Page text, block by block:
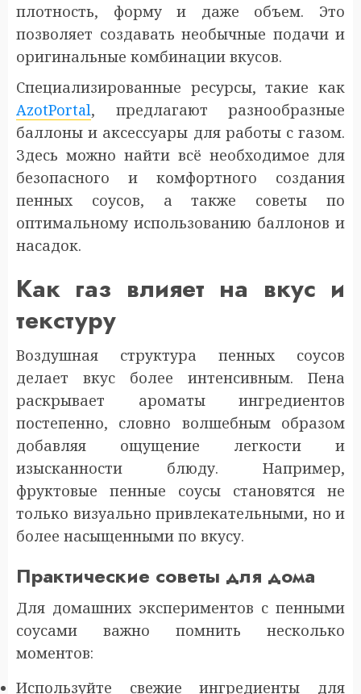
плотность, форму и даже объем. Это
позволяет создавать необычные подачи и
оригинальные комбинации вкусов.
Специализированные ресурсы, такие как
AzotPortal, предлагают разнообразные
баллоны и аксессуары для работы с газом.
Здесь можно найти всё необходимое для
безопасного и комфортного создания
пенных соусов, а также советы по
оптимальному использованию баллонов и
насадок.
Как газ влияет на вкус и
текстуру
Воздушная структура пенных соусов
делает вкус более интенсивным. Пена
раскрывает ароматы ингредиентов
постепенно, словно волшебным образом
добавляя ощущение легкости и
изысканности блюду. Например,
фруктовые пенные соусы становятся не
только визуально привлекательными, но и
более насыщенными по вкусу.
Практические советы для дома
Для домашних экспериментов с пенными
соусами важно помнить несколько
моментов:
Используйте свежие ингредиенты для